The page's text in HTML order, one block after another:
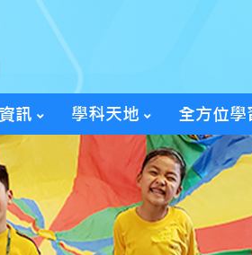
訊 學科天地 全方位學